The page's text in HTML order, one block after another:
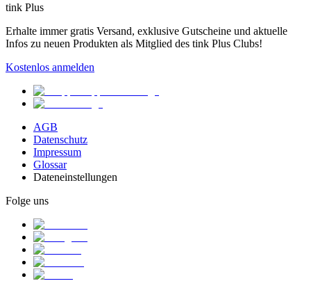
tink Plus
Erhalte immer gratis Versand, exklusive Gutscheine und aktuelle
Infos zu neuen Produkten als Mitglied des tink Plus Clubs!
Kostenlos anmelden
AGB
Datenschutz
Impressum
Glossar
Dateneinstellungen
Folge uns